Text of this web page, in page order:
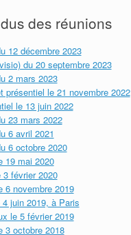
des réunions
12 décembre 2023
du 20 septembre 2023
2 mars 2023
présentiel le 21 novembre 2022
le 13 juin 2022
23 mars 2022
6 avril 2021
6 octobre 2020
19 mai 2020
3 février 2020
6 novembre 2019
juin 2019, à Paris
le 5 février 2019
3 octobre 2018